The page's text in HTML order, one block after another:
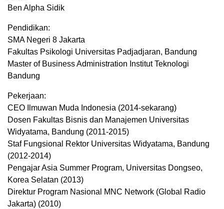
Ben Alpha Sidik
Pendidikan:
SMA Negeri 8 Jakarta
Fakultas Psikologi Universitas Padjadjaran, Bandung
Master of Business Administration Institut Teknologi
Bandung
Pekerjaan:
CEO Ilmuwan Muda Indonesia (2014-sekarang)
Dosen Fakultas Bisnis dan Manajemen Universitas
Widyatama, Bandung (2011-2015)
Staf Fungsional Rektor Universitas Widyatama, Bandung
(2012-2014)
Pengajar Asia Summer Program, Universitas Dongseo,
Korea Selatan (2013)
Direktur Program Nasional MNC Network (Global Radio
Jakarta) (2010)